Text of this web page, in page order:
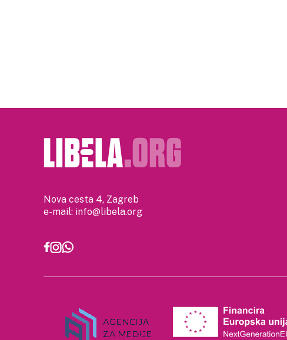
Nova cesta 4, Zagreb
e-mail: info@libela.org